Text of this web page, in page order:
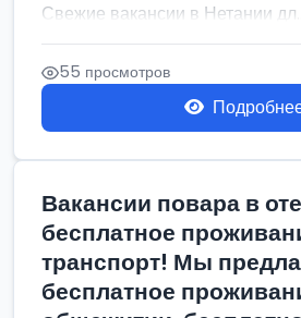
Свежие вакансии в Нетании дл...
55 просмотров
Вакансии повара в
бесплатное
транспорт! Мы
бесплатное